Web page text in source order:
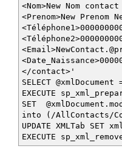
<Nom>New Nom
<Prenom>New Prenom
</contact>'
SELECT @xmlDocument
EXECUTE
SET
into (/AllContacts/
UPDATE XMLTab SET
EXECUTE